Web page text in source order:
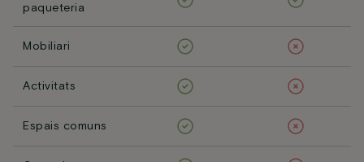
paqueteria
Mobiliari
Activitats
Espais comuns